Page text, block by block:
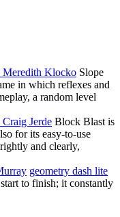
Meredith Klocko Slope
in which reflexes and
a random level
Jerde Block Blast is
for its easy-to-use
and clearly,
geometry dash lite
to finish; it constantly